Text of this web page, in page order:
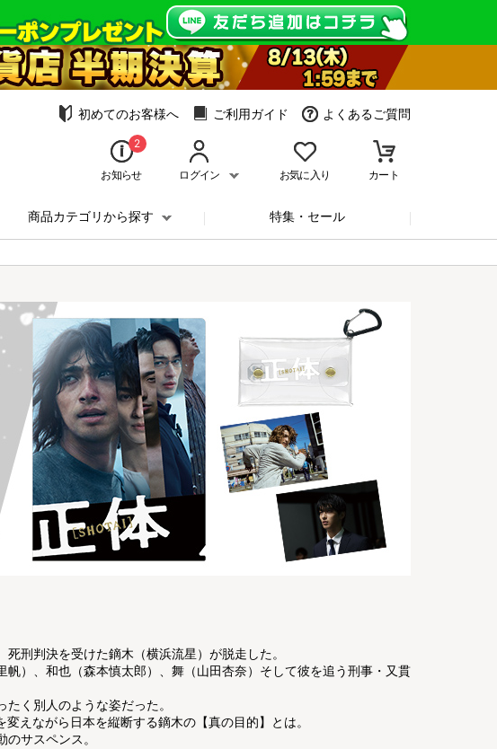
初めてのお客様へ ご利用ガイド よくあるご質問
2
お知らせ ログイン お気に入り カート
商品カテゴリから探す 特集・セール
刑判決を受けた鏑木（横浜流星）が脱走した。
）、和也（森本慎太郎）、舞（山田杏奈）そして彼を追う刑事・又貫
く別人のような姿だった。
えながら日本を縦断する鏑木の【真の目的】とは。
サスペンス。